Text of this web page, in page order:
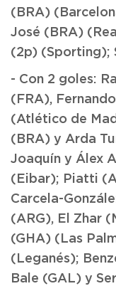
(BRA)
José (BRA)
(2p) (Sporting);
- Con 2 goles:
(FRA),
(Atlético de
(BRA) y Arda
Joaquín y Álex
(Eibar); Piatti
Carcela-
(ARG), El Zhar
(GHA) (Las
(Leganés);
Bale (GAL) y